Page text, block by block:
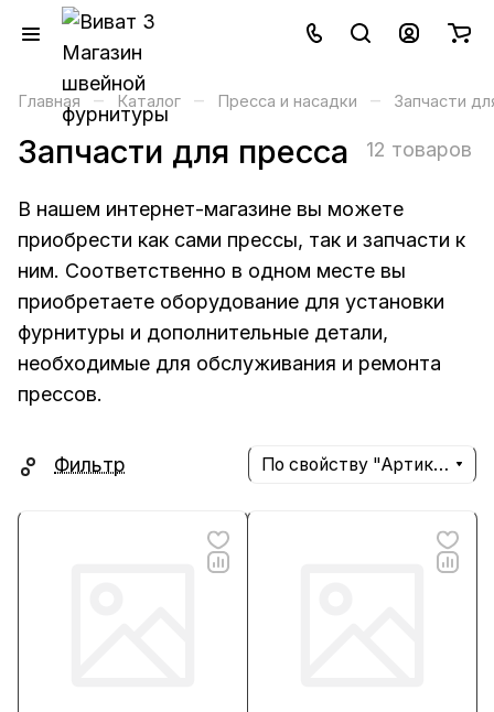
Главная – Каталог – Пресса и насадки – Запчасти
Запчасти для пресса 12 товаров
В нашем интернет-магазине вы можете
приобрести как сами прессы, так и запчасти к
ним. Соответственно в одном месте вы
приобретаете оборудование для установки
фурнитуры и дополнительные детали,
необходимые для обслуживания и ремонта
прессов.
Фильтр По свойству "Артикул" (убывание)